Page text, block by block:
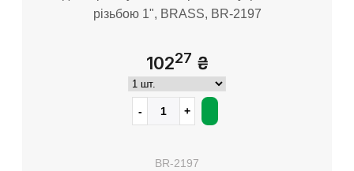
різьбою 1", BRASS, BR-2197
10227 ₴
BR-2197